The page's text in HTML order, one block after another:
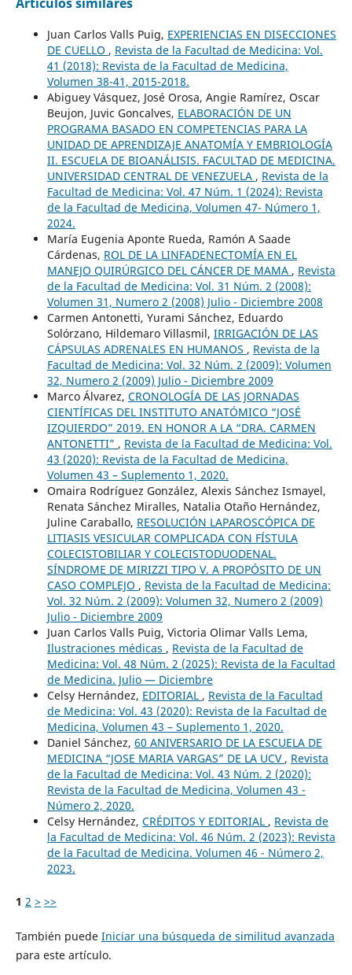
Juan Carlos Valls Puig, EXPERIENCIAS EN DISECCIONES
DE CUELLO , Revista de la Facultad de Medicina: Vol.
41 (2018): Revista de la Facultad de Medicina,
Volumen 38-41, 2015-2018.
Abiguey Vásquez, José Orosa, Angie Ramírez, Oscar
Beujon, Juvic Goncalves, ELABORACIÓN DE UN
PROGRAMA BASADO EN COMPETENCIAS PARA LA
UNIDAD DE APRENDIZAJE ANATOMÍA Y EMBRIOLOGÍA
II. ESCUELA DE BIOANÁLISIS. FACULTAD DE MEDICINA.
UNIVERSIDAD CENTRAL DE VENEZUELA , Revista de la
Facultad de Medicina: Vol. 47 Núm. 1 (2024): Revista
de la Facultad de Medicina, Volumen 47- Número 1,
2024.
María Eugenia Aponte Rueda, Ramón A Saade
Cárdenas, ROL DE LA LINFADENECTOMÍA EN EL
MANEJO QUIRÚRGICO DEL CÁNCER DE MAMA , Revista
de la Facultad de Medicina: Vol. 31 Núm. 2 (2008):
Volumen 31, Numero 2 (2008) Julio - Diciembre 2008
Carmen Antonetti, Yurami Sánchez, Eduardo
Solórzano, Hildemaro Villasmil, IRRIGACIÓN DE LAS
CÁPSULAS ADRENALES EN HUMANOS , Revista de la
Facultad de Medicina: Vol. 32 Núm. 2 (2009): Volumen
32, Numero 2 (2009) Julio - Diciembre 2009
Marco Álvarez, CRONOLOGÍA DE LAS JORNADAS
CIENTÍFICAS DEL INSTITUTO ANATÓMICO “JOSÉ
IZQUIERDO” 2019. EN HONOR A LA “DRA. CARMEN
ANTONETTI” , Revista de la Facultad de Medicina: Vol.
43 (2020): Revista de la Facultad de Medicina,
Volumen 43 – Suplemento 1, 2020.
Omaira Rodríguez González, Alexis Sánchez Ismayel,
Renata Sánchez Miralles, Natalia Otaño Hernández,
Juline Caraballo, RESOLUCIÓN LAPAROSCÓPICA DE
LITIASIS VESICULAR COMPLICADA CON FÍSTULA
COLECISTOBILIAR Y COLECISTODUODENAL.
SÍNDROME DE MIRIZZI TIPO V. A PROPÓSITO DE UN
CASO COMPLEJO , Revista de la Facultad de Medicina:
Vol. 32 Núm. 2 (2009): Volumen 32, Numero 2 (2009)
Julio - Diciembre 2009
Juan Carlos Valls Puig, Victoria Olimar Valls Lema,
Ilustraciones médicas , Revista de la Facultad de
Medicina: Vol. 48 Núm. 2 (2025): Revista de la Facultad
de Medicina. Julio — Diciembre
Celsy Hernández, EDITORIAL , Revista de la Facultad
de Medicina: Vol. 43 (2020): Revista de la Facultad de
Medicina, Volumen 43 – Suplemento 1, 2020.
Daniel Sánchez, 60 ANIVERSARIO DE LA ESCUELA DE
MEDICINA “JOSE MARIA VARGAS” DE LA UCV , Revista
de la Facultad de Medicina: Vol. 43 Núm. 2 (2020):
Revista de la Facultad de Medicina, Volumen 43 -
Número 2, 2020.
Celsy Hernández, CRÉDITOS Y EDITORIAL , Revista de
la Facultad de Medicina: Vol. 46 Núm. 2 (2023): Revista
de la Facultad de Medicina. Volumen 46 - Número 2,
2023.
1 2 > >>
También puede Iniciar una búsqueda de similitud avanzada
para este artículo.